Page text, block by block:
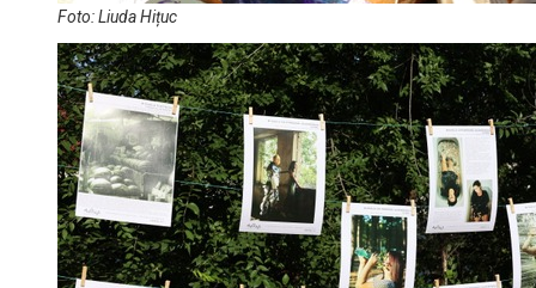
Foto: Liuda Hițuc